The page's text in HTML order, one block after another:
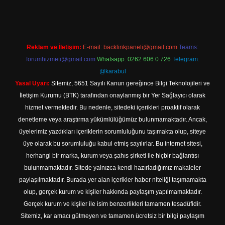
Reklam ve İletişim: E-mail: backlinkpaneli@gmail.com Teams:
forumhizmeti@gmail.com Whatsapp: 0262 606 0 726 Telegram:
@karabul
Yasal Uyarı: Sitemiz, 5651 Sayılı Kanun gereğince Bilgi Teknolojileri ve
İletişim Kurumu (BTK) tarafından onaylanmış bir Yer Sağlayıcı olarak
hizmet vermektedir. Bu nedenle, sitedeki içerikleri proaktif olarak
denetleme veya araştırma yükümlülüğümüz bulunmamaktadır. Ancak,
üyelerimiz yazdıkları içeriklerin sorumluluğunu taşımakta olup, siteye
üye olarak bu sorumluluğu kabul etmiş sayılırlar. Bu internet sitesi,
herhangi bir marka, kurum veya şahıs şirketi ile hiçbir bağlantısı
bulunmamaktadır. Sitede yalnızca kendi hazırladığımız makaleler
paylaşılmaktadır. Burada yer alan içerikler haber niteliği taşımamakta
olup, gerçek kurum ve kişiler hakkında paylaşım yapılmamaktadır.
Gerçek kurum ve kişiler ile isim benzerlikleri tamamen tesadüfidir.
Sitemiz, kar amacı gütmeyen ve tamamen ücretsiz bir bilgi paylaşım